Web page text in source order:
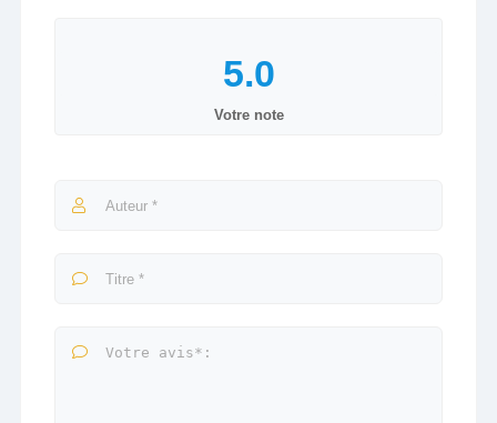
Votre note